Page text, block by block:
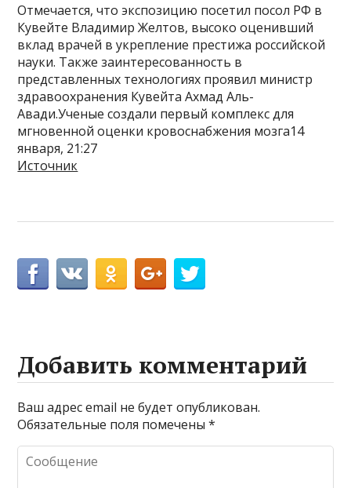
Отмечается, что экспозицию посетил посол РФ в
Кувейте Владимир Желтов, высоко оценивший
вклад врачей в укрепление престижа российской
науки. Также заинтересованность в
представленных технологиях проявил министр
здравоохранения Кувейта Ахмад Аль-
Авади.Ученые создали первый комплекс для
мгновенной оценки кровоснабжения мозга14
января, 21:27
Источник
Добавить комментарий
Ваш адрес email не будет опубликован.
Обязательные поля помечены*